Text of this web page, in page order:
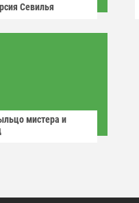
Севилья
мистера и